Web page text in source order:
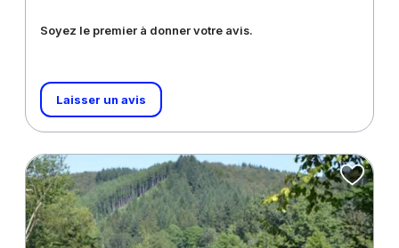
Soyez le premier à donner votre avis.
Laisser un avis